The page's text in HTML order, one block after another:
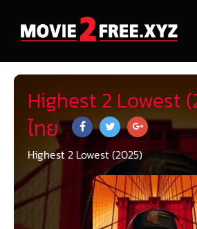
Highest 2 Lowest
ไทย
Highest 2 Lowest (2025)